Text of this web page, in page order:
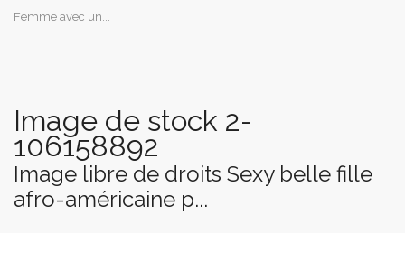
Femme avec un...
Image de stock 2-
106158892
Image libre de droits Sexy belle fille
afro-américaine p...